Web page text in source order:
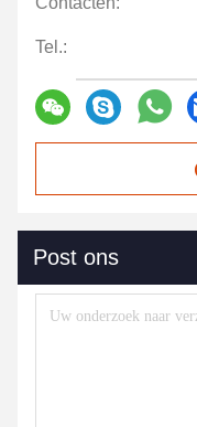
Tel.:
Post ons